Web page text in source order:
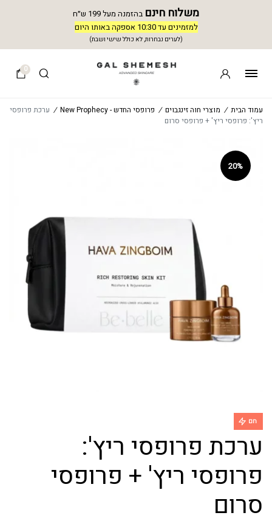
משלוח חינם בהזמנה מעל 199 ש״ח
למזמינים עד 10:30 אספקה באותו היום
(לערים נבחרות, לא כולל שישי ושבת)
0
עמוד הבית / מוצרי חוה זינגבוים / פרופסי החדש - New Prophecy / ערכת פרופסי
ריץ': פרופסי ריץ' + פרופסי סרום
20%
ערכת פרופסי ריץ':
פרופסי ריץ' + פרופסי
סרום
חם